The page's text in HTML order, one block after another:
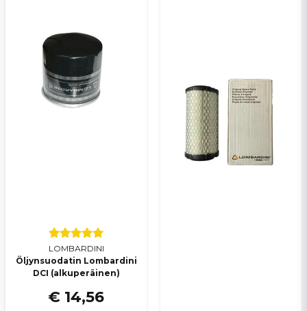
LOMBARDINI
Öljynsuodatin Lombardini
DCI (alkuperäinen)
€ 14,56